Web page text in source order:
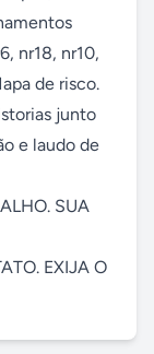
nr18, nr10,
de risco.
junto
e laudo de
SUA
EXIJA O